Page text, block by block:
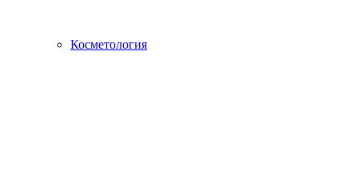
Косметология